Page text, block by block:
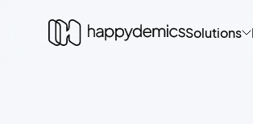
Solutions